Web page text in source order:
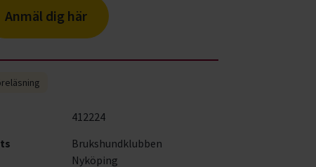
Anmäl dig här
412224
Brukshundklubben
Nyköping